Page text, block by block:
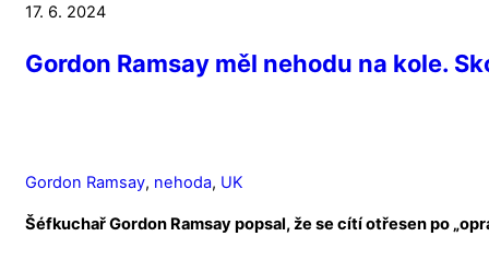
17. 6. 2024
Gordon Ramsay měl nehodu na kole.
Gordon Ramsay, nehoda, UK
Šéfkuchař Gordon Ramsay popsal, že se cítí otřesen po